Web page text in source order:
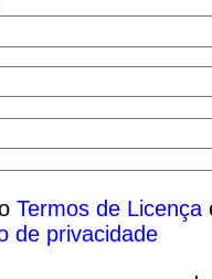
Termos de Licença
de privacidade